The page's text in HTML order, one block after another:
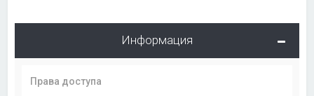
Информация
Права доступа